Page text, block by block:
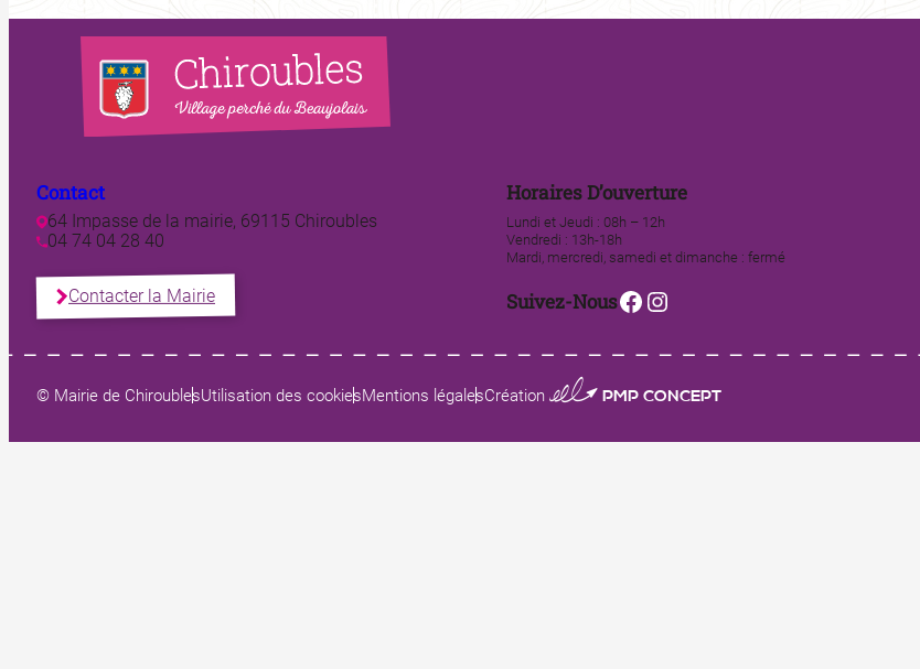
Contact
64 Impasse de la mairie, 69115 Chiroubles
04 74 04 28 40
Contacter la Mairie
Horaires D’ouverture
Lundi et Jeudi : 08h – 12h
Vendredi : 13h-18h
Mardi, mercredi, samedi et dimanche : fermé
Suivez-NousFacebook
Instagram
© Mairie de ChiroublesUtilisation des cookiesMentions légalesCréation 0123 PMP CONCEPT